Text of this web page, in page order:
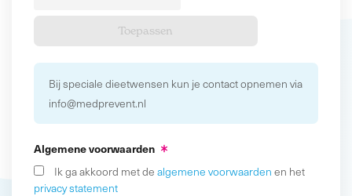
Bij speciale dieetwensen kun je contact opnemen via
info@medprevent.nl
Algemene voorwaarden
Ik ga akkoord met de algemene voorwaarden en het
privacy statement